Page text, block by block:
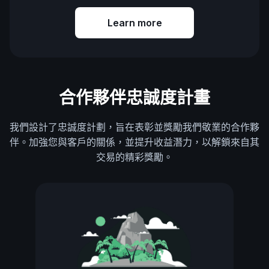
Learn more
合作夥伴忠誠度計畫
我們設計了忠誠度計劃，旨在表彰並獎勵我們敬業的合作夥
伴。加強您與客戶的關係，並提升收益潛力，以解鎖來自其
交易的精彩獎勵。